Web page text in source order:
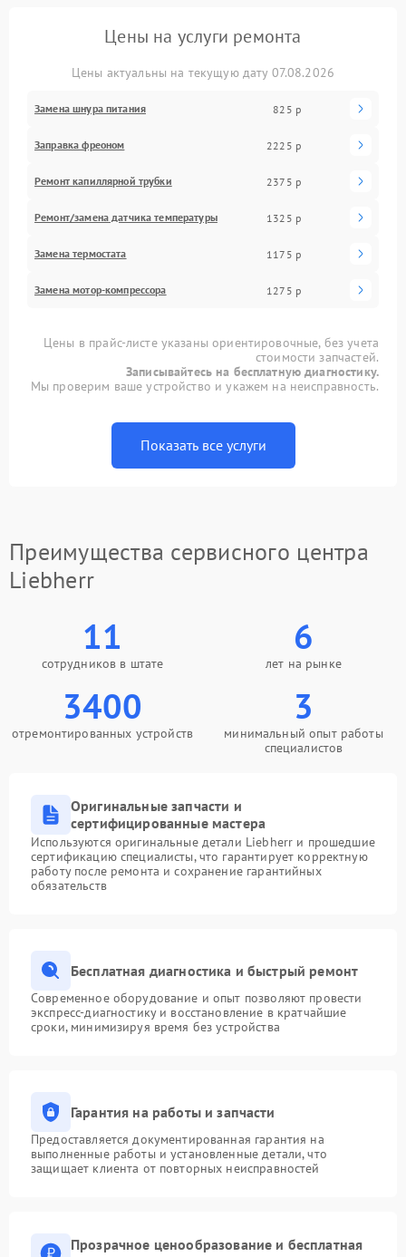
Цены на услуги ремонта
Цены актуальны на текущую дату 07.08.2026
Замена шнура питания 825 р
Заправка фреоном 2225 р
Ремонт капиллярной трубки 2375 р
Ремонт/замена датчика температуры 1325 р
Замена термостата 1175 р
Замена мотор-компрессора 1275 р
Цены в прайс-листе указаны ориентировочные, без учета
стоимости запчастей.
Записывайтесь на бесплатную диагностику.
Мы проверим ваше устройство и укажем на неисправность.
Показать все услуги
Преимущества сервисного центра
Liebherr
11
сотрудников в штате
6
лет на рынке
3400
отремонтированных устройств
3
минимальный опыт работы
специалистов
Оригинальные запчасти и
сертифицированные мастера
Используются оригинальные детали Liebherr и прошедшие
сертификацию специалисты, что гарантирует корректную
работу после ремонта и сохранение гарантийных
обязательств
Бесплатная диагностика и быстрый ремонт
Современное оборудование и опыт позволяют провести
экспресс-диагностику и восстановление в кратчайшие
сроки, минимизируя время без устройства
Гарантия на работы и запчасти
Предоставляется документированная гарантия на
выполненные работы и установленные детали, что
защищает клиента от повторных неисправностей
Прозрачное ценообразование и бесплатная